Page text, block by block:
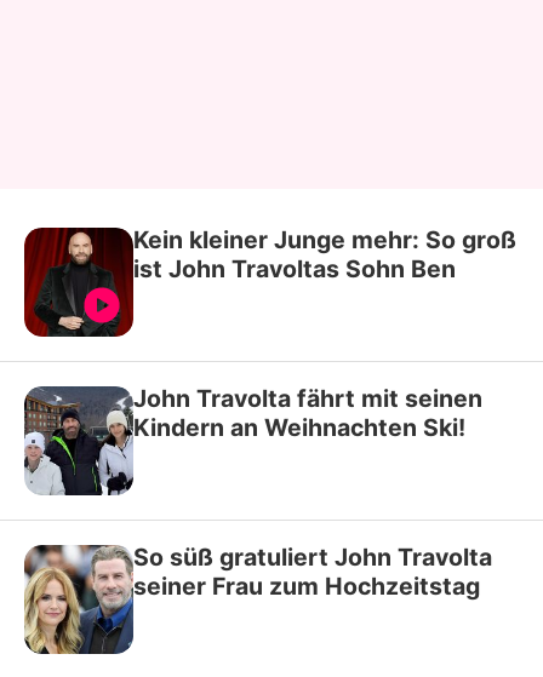
Kein kleiner Junge mehr: So groß
ist John Travoltas Sohn Ben
John Travolta fährt mit seinen
Kindern an Weihnachten Ski!
So süß gratuliert John Travolta
seiner Frau zum Hochzeitstag